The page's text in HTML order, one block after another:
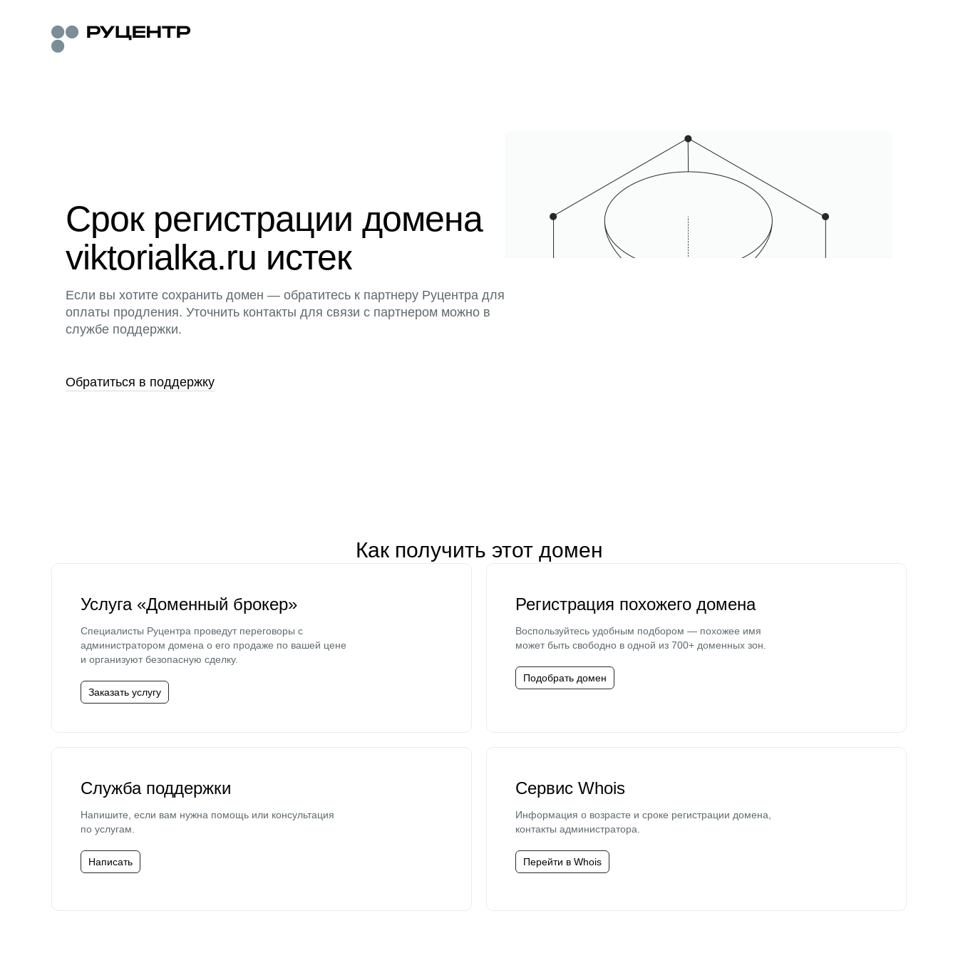
Срок регистрации домена
viktorialka.ru истек
Если вы хотите сохранить домен — обратитесь к партнеру Руцентра для
оплаты продления. Уточнить контакты для связи с партнером можно в
службе поддержки.
Обратиться в поддержку
Как получить этот домен
Услуга «Доменный брокер»
Специалисты Руцентра проведут переговоры с
администратором домена о его продаже по вашей цене
и организуют безопасную сделку.
Заказать услугу
Регистрация похожего домена
Воспользуйтесь удобным подбором — похожее имя
может быть свободно в одной из 700+ доменных зон.
Подобрать домен
Служба поддержки
Напишите, если вам нужна помощь или консультация
по услугам.
Написать
Сервис Whois
Информация о возрасте и сроке регистрации домена,
контакты администратора.
Перейти в Whois